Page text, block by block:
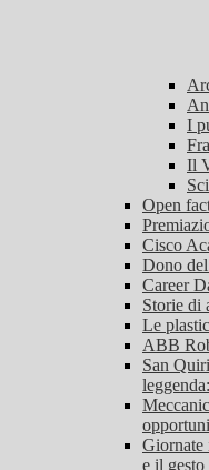
I
Il
Open
Cisco
Dono
Career
Storie di
Le
ABB
San
Giornate
e il gesto